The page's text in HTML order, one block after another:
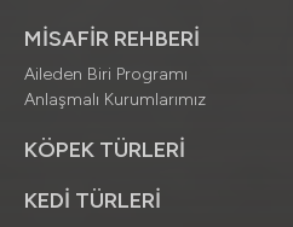
MİSAFİR REHBERİ
Aileden Biri Programı
Anlaşmalı Kurumlarımız
KÖPEK TÜRLERİ
KEDİ TÜRLERİ